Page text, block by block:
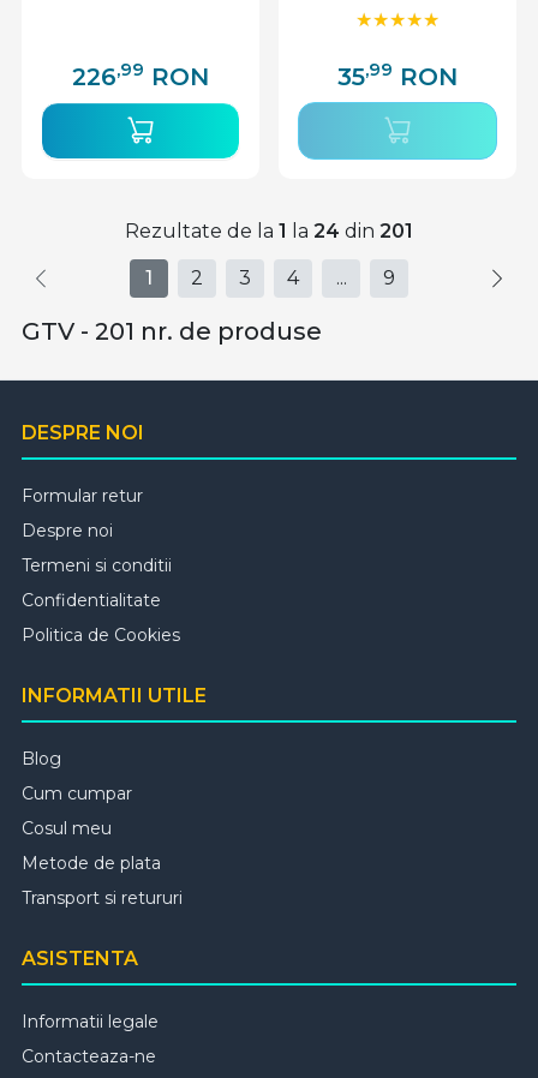
226,99 RON
de grade, negru, GTV
35,99 RON
Rezultate de la 1 la 24 din 201
1 2 3 4 ... 9
GTV - 201 nr. de produse
DESPRE NOI
Formular retur
Despre noi
Termeni si conditii
Confidentialitate
Politica de Cookies
INFORMATII UTILE
Blog
Cum cumpar
Cosul meu
Metode de plata
Transport si retururi
ASISTENTA
Informatii legale
Contacteaza-ne